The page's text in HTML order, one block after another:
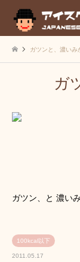
ガツンと、濃いみ
ガ
ガツン、と 濃い
100kcal以下
2011.05.17